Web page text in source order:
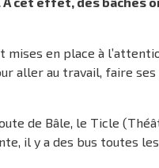
en place à
aller au travail, faire
de Bâle, le Ticle
il y a des bus toutes